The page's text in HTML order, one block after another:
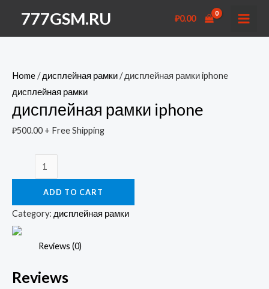
содержимому
777GSM.RU ₽0.00
Home/дисплейная рамки/ дисплейная рамки iphone
дисплейная рамки
дисплейная рамки iphone
₽500.00 + Free Shipping
дисплейная
рамки
quantity
ADD TO CART
Category: дисплейная рамки
Reviews (0)
Reviews